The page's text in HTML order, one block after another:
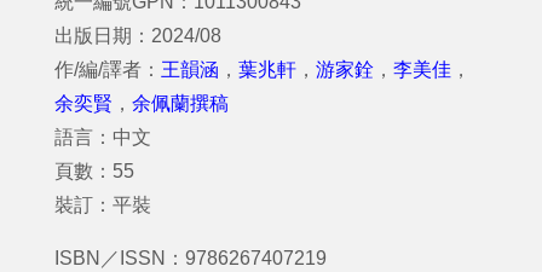
出版日期：2024/08
作/編/譯者： 王韻涵 ， 葉兆軒 ， 游家銓 ， 李美佳 ，
余奕賢 ， 余佩蘭撰稿
語言：中文
頁數：55
裝訂：平裝
ISBN／ISSN：9786267407219